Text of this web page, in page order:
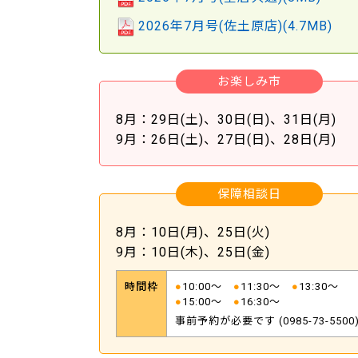
2026年7月号(佐土原店)(4.7MB)
お楽しみ市
8月：29日(土)、30日(日)、31日(月)
9月：26日(土)、27日(日)、28日(月)
保障相談日
8月：10日(月)、25日(火)
9月：10日(木)、25日(金)
時間枠 ● 10:00～ ● 11:30～ ● 13:30～
● 15:00～ ● 16:30～
事前予約が必要です (0985-73-5500